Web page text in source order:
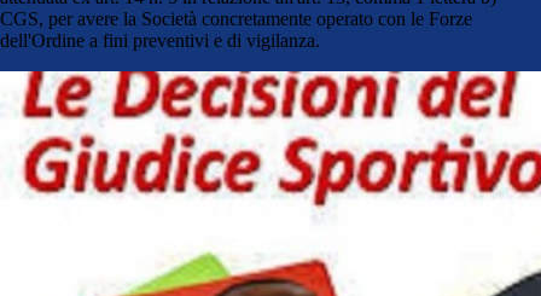
CGS, per avere la Società concretamente operato con le Forze
dell'Ordine a fini preventivi e di vigilanza.